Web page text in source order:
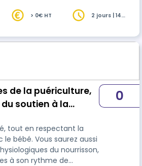
dans le cadre d’une
pour objectif de préserver
de la personne et d…
> 0€ HT
2 jours | 14
de la puériculture,
soutien à la
tout en respectant la
bébé. Vous saurez aussi
du nourrisson,
à son rythme de
0